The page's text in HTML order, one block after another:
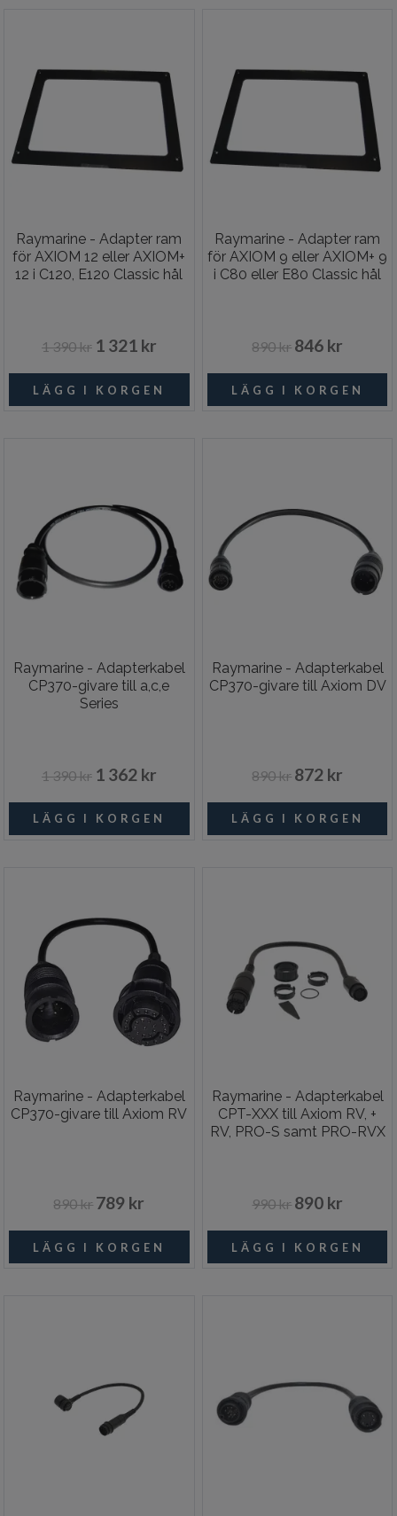
Raymarine - Adapter ram
för AXIOM 12 eller AXIOM+
12 i C120, E120 Classic hål
1 390 kr 1 321 kr
Raymarine - Adapter ram
för AXIOM 9 eller AXIOM+ 9
i C80 eller E80 Classic hål
890 kr 846 kr
Raymarine - Adapterkabel
CP370-givare till a,c,e
Series
1 390 kr 1 362 kr
Raymarine - Adapterkabel
CP370-givare till Axiom DV
890 kr 872 kr
Raymarine - Adapterkabel
CP370-givare till Axiom RV
890 kr 789 kr
Raymarine - Adapterkabel
CPT-XXX till Axiom RV, +
RV, PRO-S samt PRO-RVX
990 kr 890 kr